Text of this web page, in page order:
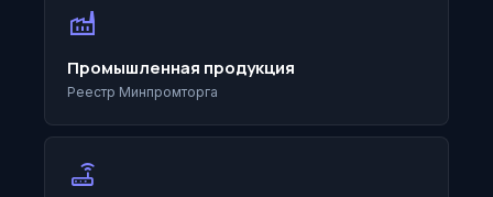
factory
Промышленная продукция
Реестр Минпромторга
router